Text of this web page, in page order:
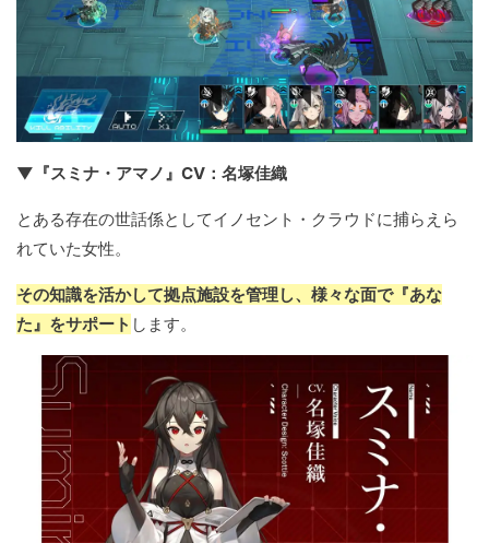
▼『スミナ・アマノ』CV：名塚佳織
とある存在の世話係としてイノセント・クラウドに捕らえら
れていた女性。
その知識を活かして拠点施設を管理し、様々な面で『あな
た』をサポート します。